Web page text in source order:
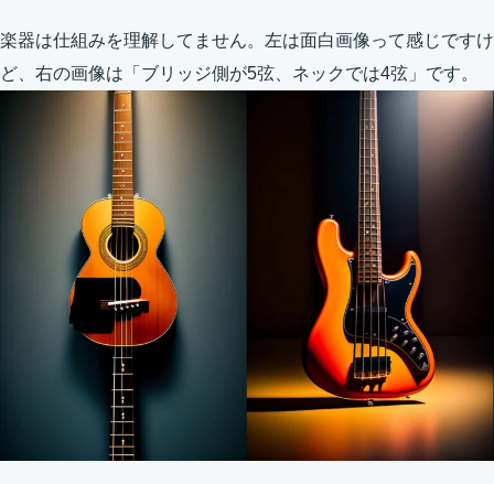
楽器は仕組みを理解してません。左は面白画像って感じですけ
ど、右の画像は「ブリッジ側が5弦、ネックでは4弦」です。